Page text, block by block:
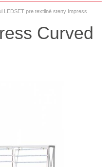
LEDSET pre textilné steny Impress
Curved